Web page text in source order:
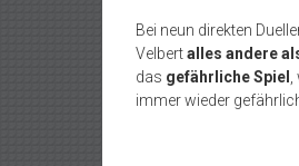
Bei neun direkten
Velbertalles andere
das gefährliche Spiel ,
immer wieder